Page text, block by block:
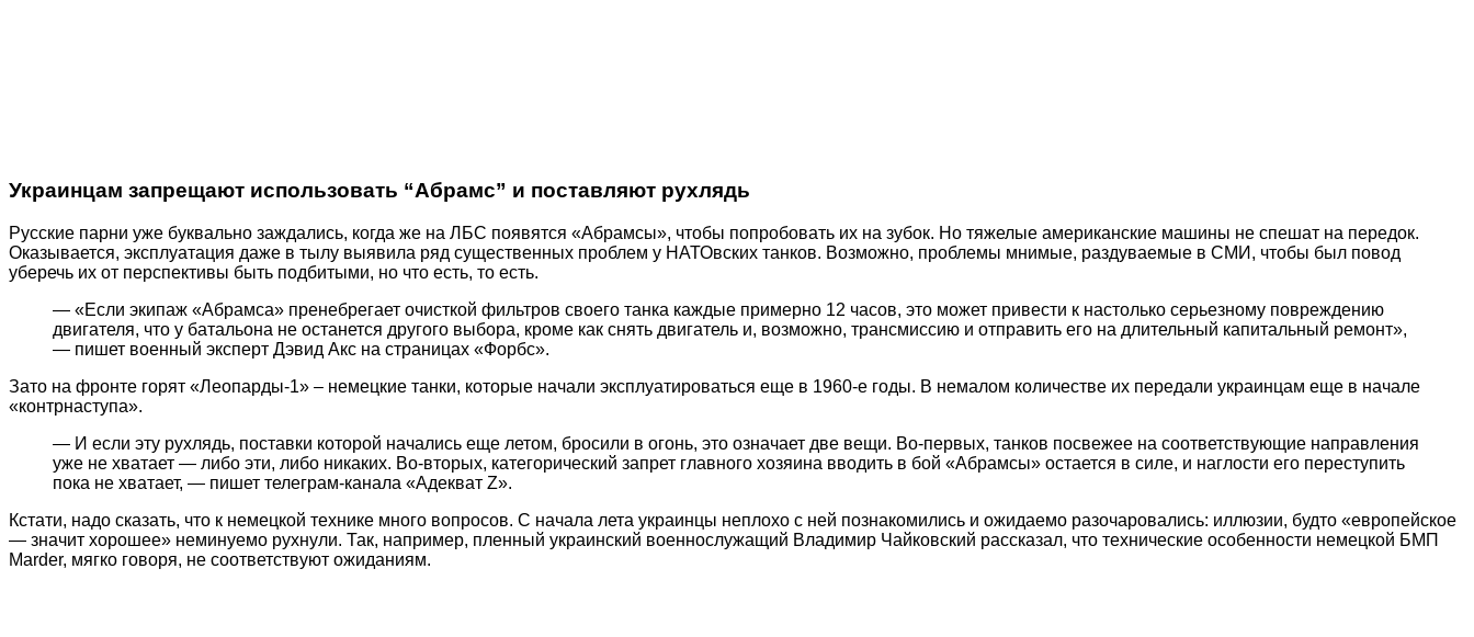
Украинцам запрещают использовать “Абрамс” и поставляют рухлядь
Русские парни уже буквально заждались, когда же на ЛБС появятся «Абрамсы», чтобы попробовать их на зубок. Но тяжелые американские машины не спешат на передок.
Оказывается, эксплуатация даже в тылу выявила ряд существенных проблем у НАТОвских танков. Возможно, проблемы мнимые, раздуваемые в СМИ, чтобы был повод
уберечь их от перспективы быть подбитыми, но что есть, то есть.
— «Если экипаж «Абрамса» пренебрегает очисткой фильтров своего танка каждые примерно 12 часов, это может привести к настолько серьезному повреждению
двигателя, что у батальона не останется другого выбора, кроме как снять двигатель и, возможно, трансмиссию и отправить его на длительный капитальный ремонт»,
— пишет военный эксперт Дэвид Акс на страницах «Форбс».
Зато на фронте горят «Леопарды-1» – немецкие танки, которые начали эксплуатироваться еще в 1960-е годы. В немалом количестве их передали украинцам еще в начале
«контрнаступа».
— И если эту рухлядь, поставки которой начались еще летом, бросили в огонь, это означает две вещи. Во-первых, танков посвежее на соответствующие направления
уже не хватает — либо эти, либо никаких. Во-вторых, категорический запрет главного хозяина вводить в бой «Абрамсы» остается в силе, и наглости его переступить
пока не хватает, — пишет телеграм-канала «Адекват Z».
Кстати, надо сказать, что к немецкой технике много вопросов. С начала лета украинцы неплохо с ней познакомились и ожидаемо разочаровались: иллюзии, будто «европейское
— значит хорошее» неминуемо рухнули. Так, например, пленный украинский военнослужащий Владимир Чайковский рассказал, что технические особенности немецкой БМП
Marder, мягко говоря, не соответствуют ожиданиям.